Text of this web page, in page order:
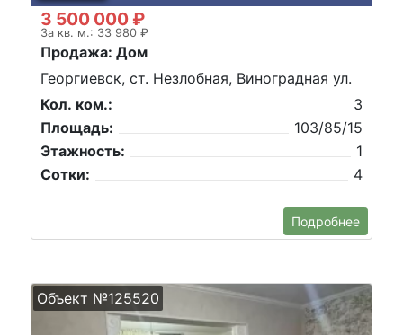
3 500 000 ₽
За кв. м.: 33 980 ₽
Продажа: Дом
Георгиевск, ст. Незлобная, Виноградная ул.
Кол. ком.:
3
Площадь:
103/85/15
Этажность:
1
Сотки:
4
Подробнее
Объект №125520